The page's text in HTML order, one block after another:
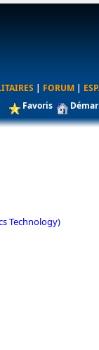
| FORUM |
Favoris
Technology)